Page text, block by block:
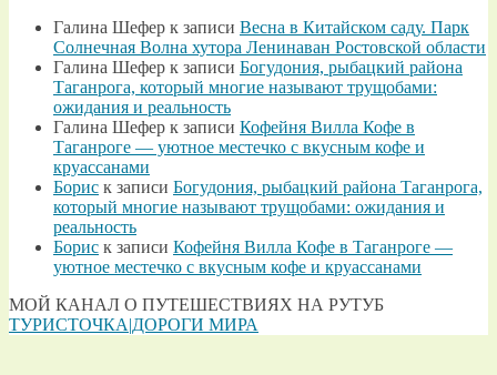
Галина Шефер к записи Весна в Китайском саду. Парк
Солнечная Волна хутора Ленинаван Ростовской области
Галина Шефер к записи Богудония, рыбацкий района
Таганрога, который многие называют трущобами:
ожидания и реальность
Галина Шефер к записи Кофейня Вилла Кофе в
Таганроге — уютное местечко с вкусным кофе и
круассанами
Борис к записи Богудония, рыбацкий района Таганрога,
который многие называют трущобами: ожидания и
реальность
Борис к записи Кофейня Вилла Кофе в Таганроге —
уютное местечко с вкусным кофе и круассанами
МОЙ КАНАЛ О ПУТЕШЕСТВИЯХ НА РУТУБ
ТУРИСТОЧКА|ДОРОГИ МИРА